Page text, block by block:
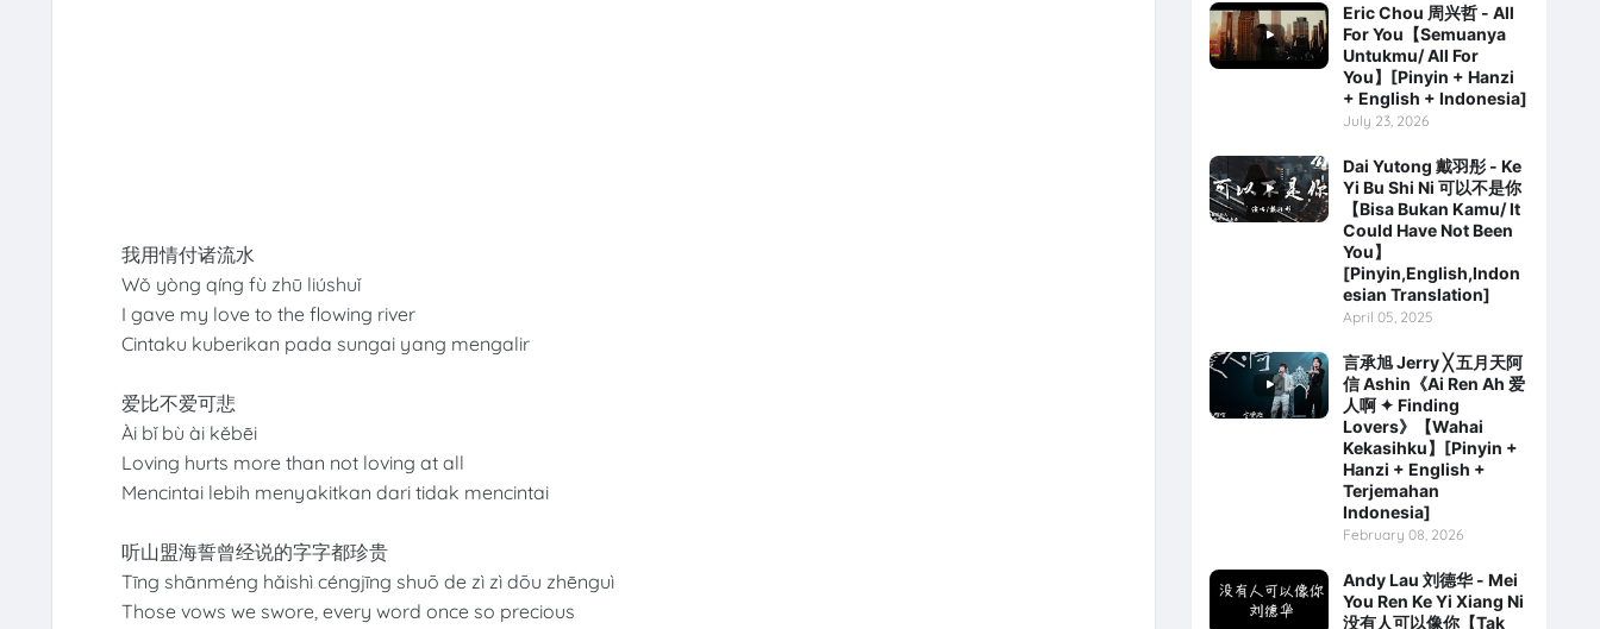
我用情付诸流水
Wǒ yòng qíng fù zhū liúshuǐ
I gave my love to the flowing river
Cintaku kuberikan pada sungai yang mengalir
爱比不爱可悲
Ài bǐ bù ài kěbēi
Loving hurts more than not loving at all
Mencintai lebih menyakitkan dari tidak mencintai
听山盟海誓曾经说的字字都珍贵
Tīng shānméng hǎishì céngjīng shuō de zì zì dōu zhēnguì
Those vows we swore, every word once so precious
Eric Chou 周兴哲 - All
For You【Semuanya
Untukmu/ All For
You】[Pinyin + Hanzi
+ English + Indonesia]
July 23, 2026
Dai Yutong 戴羽彤 - Ke
Yi Bu Shi Ni 可以不是你
【Bisa Bukan Kamu/ It
Could Have Not Been
You】
[Pinyin,English,Indon
esian Translation]
April 05, 2025
言承旭 Jerry ╳ 五月天阿
信 Ashin《Ai Ren Ah 爱
人啊 ✦ Finding
Lovers》【Wahai
Kekasihku】[Pinyin +
Hanzi + English +
Terjemahan
Indonesia]
February 08, 2026
Andy Lau 刘德华 - Mei
You Ren Ke Yi Xiang Ni
没有人可以像你【Tak